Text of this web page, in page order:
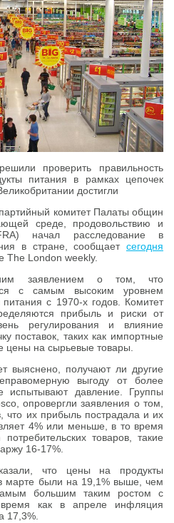
проверить правильность
питания в рамках цепочек
достигли
комитет Палаты общин
среде, продовольствию и
начал расследование в
в стране, сообщает сегодня
The London weekly.
заявлением о том, что
с самым высоким уровнем
с 1970-х годов. Комитет
прибыль и риски от
регулирования и влияние
поставок, таких как импортные
цены на сырьевые товары.
выяснено, получают ли другие
выгоду от более
давление. Группы
опровергли заявления о том,
что их прибыль пострадала и их
4% или меньше, в то время
товаров, такие
16-17%.
что цены на продукты
марте были на 19,1% выше, чем
большим таким ростом с
как в апреле инфляция
17,3%.